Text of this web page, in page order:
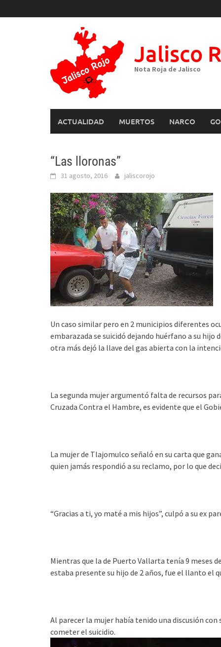
to
Jalisco
Nota Roja de Jalisco
ACTUALIDAD MUERTOS NARCO
“Las lloronas”
31 agosto, 2016 jaliscorojo
Un caso similar pero en 2 municipios diferentes
embarazada se suicidó dejando huérfano a su
otra más dejó la llave del gas abierta con la
La segunda mujer argumentó falta de recursos
Cruzada Contra el Hambre, es evidente que el
La mujer de Tlajomulco señaló en su carta que
quien jamás respondió a su reclamo, por lo que
“Gracias a ti, yo maté a mis hijos”, culpó a su ex
Mientras que la de Puerto Vallarta tenía 9 meses
estaba presente su hijo de 2 años, fue el llanto el
Al parecer la mujer había tenido una discusión
cometer el suicidio.